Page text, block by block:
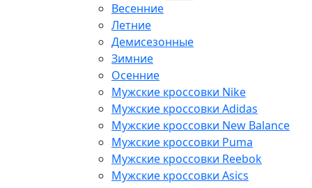
Весенние
Летние
Демисезонные
Зимние
Осенние
Мужские кроссовки Nike
Мужские кроссовки Adidas
Мужские кроссовки New Balance
Мужские кроссовки Puma
Мужские кроссовки Reebok
Мужские кроссовки Asics